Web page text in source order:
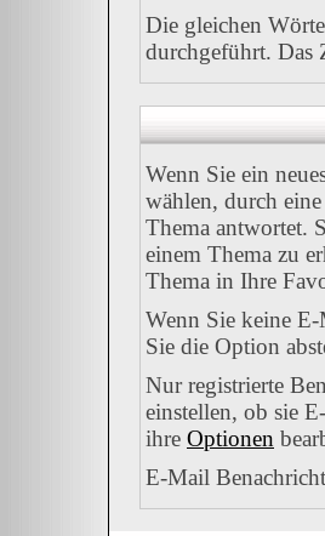
Die gleichen
durchgeführt. Das
Wenn Sie ein
wählen, durch
Thema antwortet.
einem Thema zu
Thema in Ihre
Wenn Sie keine
Sie die Option
Nur registrierte
einstellen, ob sie
ihre Optionen
E-Mail